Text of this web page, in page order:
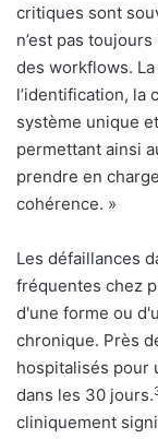
critiques sont
n’est pas
des workflows.
l’identification, la
système unique
permettant ainsi
prendre en
cohérence. »
Les défaillances
fréquentes chez
d'une forme ou
chronique. Près
hospitalisés pour
dans les 30 jours.
cliniquement